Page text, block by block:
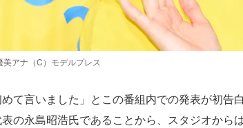
美アナ（C）モデルプレス
めて言いました」とこの番組内での発表が初告
の永島昭浩氏であることから、スタジオから